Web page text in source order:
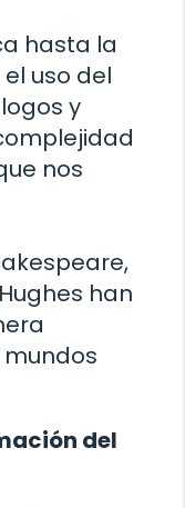
hasta la
uso del
y
nos
han
del